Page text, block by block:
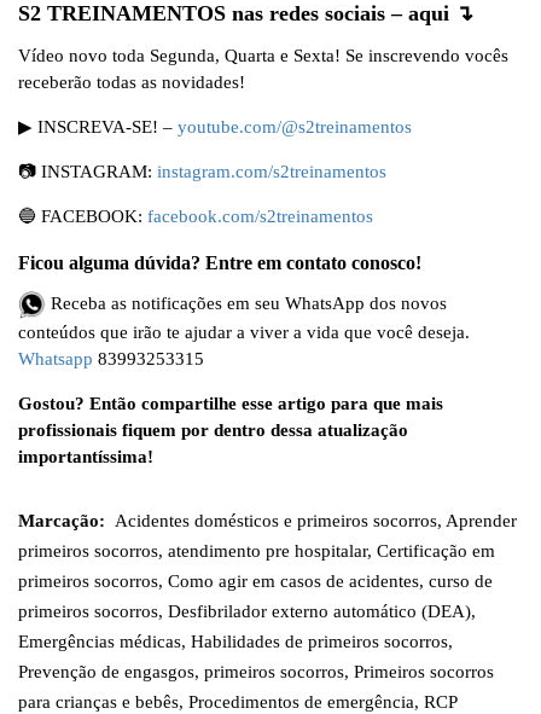
S2 TREINAMENTOS nas redes sociais – aqui ↴
Vídeo novo toda Segunda, Quarta e Sexta! Se inscrevendo vocês
receberão todas as novidades!
▶ INSCREVA-SE! – youtube.com/@s2treinamentos
📷 INSTAGRAM: instagram.com/s2treinamentos
🔵 FACEBOOK: facebook.com/s2treinamentos
Ficou alguma dúvida? Entre em contato conosco!
Receba as notificações em seu WhatsApp dos novos
conteúdos que irão te ajudar a viver a vida que você deseja.
Whatsapp 83993253315
Gostou? Então compartilhe esse artigo para que mais
profissionais fiquem por dentro dessa atualização
importantíssima!
Marcação: Acidentes domésticos e primeiros socorros, Aprender
primeiros socorros, atendimento pre hospitalar, Certificação em
primeiros socorros, Como agir em casos de acidentes, curso de
primeiros socorros, Desfibrilador externo automático (DEA),
Emergências médicas, Habilidades de primeiros socorros,
Prevenção de engasgos, primeiros socorros, Primeiros socorros
para crianças e bebês, Procedimentos de emergência, RCP